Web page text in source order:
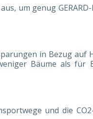
um genug
in Bezug auf
Bäume als für
und die